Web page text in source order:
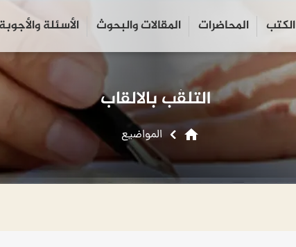
الكتب المحاضرات المقالات والبحوث الأسئلة والأجوبة search
close
التلقّب بالالقاب
home المواضیع